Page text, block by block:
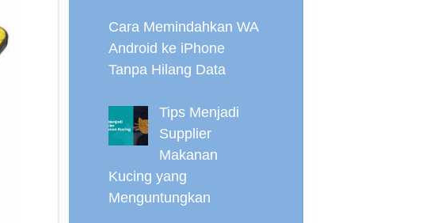
Cara Memindahkan WA
Android ke iPhone
Tanpa Hilang Data
Tips Menjadi
Supplier
Makanan
Kucing yang
Menguntungkan